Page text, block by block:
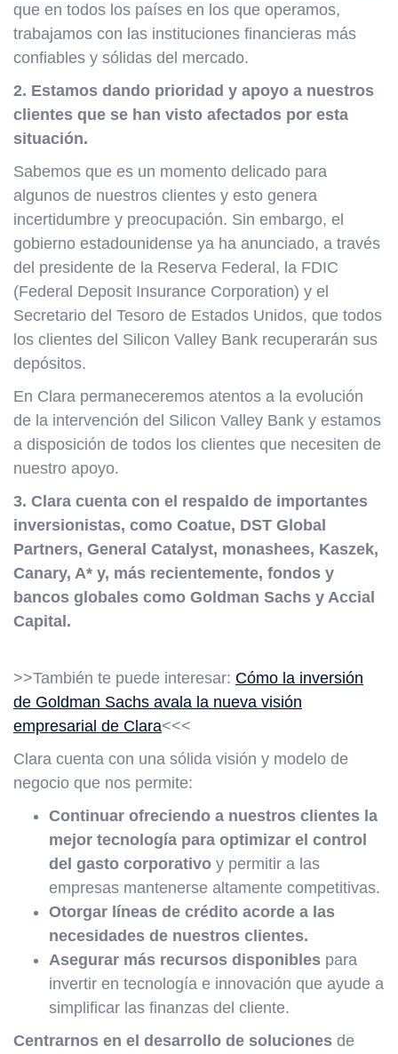
que en todos los países en los que operamos,
trabajamos con las instituciones financieras más
confiables y sólidas del mercado.
2. Estamos dando prioridad y apoyo a nuestros
clientes que se han visto afectados por esta
situación.
Sabemos que es un momento delicado para
algunos de nuestros clientes y esto genera
incertidumbre y preocupación. Sin embargo, el
gobierno estadounidense ya ha anunciado, a través
del presidente de la Reserva Federal, la FDIC
(Federal Deposit Insurance Corporation) y el
Secretario del Tesoro de Estados Unidos, que todos
los clientes del Silicon Valley Bank recuperarán sus
depósitos.
En Clara permaneceremos atentos a la evolución
de la intervención del Silicon Valley Bank y estamos
a disposición de todos los clientes que necesiten de
nuestro apoyo.
3. Clara cuenta con el respaldo de importantes
inversionistas, como Coatue, DST Global
Partners, General Catalyst, monashees, Kaszek,
Canary, A* y, más recientemente, fondos y
bancos globales como Goldman Sachs y Accial
Capital.
>>También te puede interesar: Cómo la inversión
de Goldman Sachs avala la nueva visión
empresarial de Clara<<<
Clara cuenta con una sólida visión y modelo de
negocio que nos permite:
Continuar ofreciendo a nuestros clientes la
mejor tecnología para optimizar el control
del gasto corporativo y permitir a las
empresas mantenerse altamente competitivas.
Otorgar líneas de crédito acorde a las
necesidades de nuestros clientes.
Asegurar más recursos disponibles para
invertir en tecnología e innovación que ayude a
simplificar las finanzas del cliente.
Centrarnos en el desarrollo de soluciones de